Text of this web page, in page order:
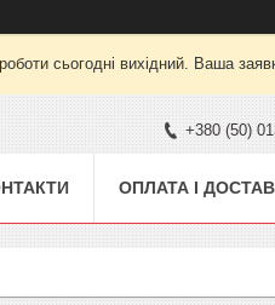
сьогодні вихідний. Ваша
+380 (50)
ОПЛАТА І